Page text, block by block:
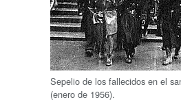
Sepelio de los fallecidos en el
(enero de 1956).